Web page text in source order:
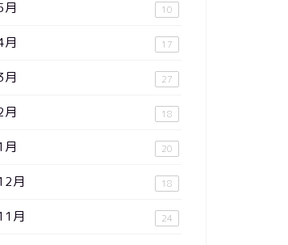
10
17
27
18
20
月 18
月 24